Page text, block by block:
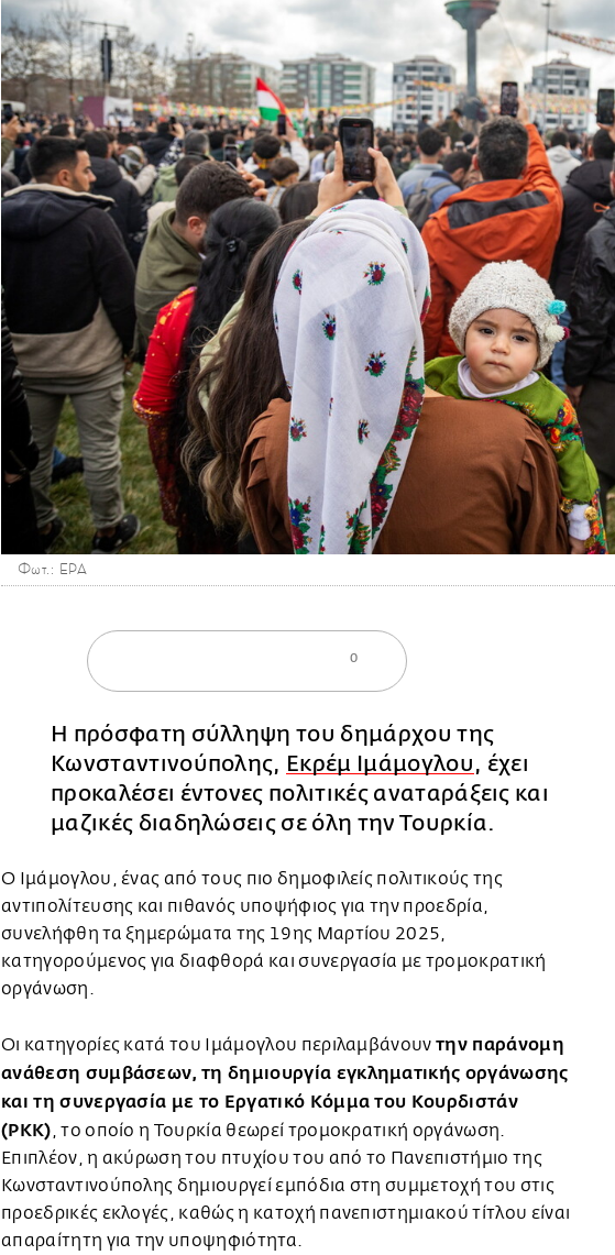
Φωτ.: EPA
0
Η πρόσφατη σύλληψη του δημάρχου της
Κωνσταντινούπολης, Εκρέμ Ιμάμογλου, έχει
προκαλέσει έντονες πολιτικές αναταράξεις και
μαζικές διαδηλώσεις σε όλη την Τουρκία.
Ο Ιμάμογλου, ένας από τους πιο δημοφιλείς πολιτικούς της
αντιπολίτευσης και πιθανός υποψήφιος για την προεδρία,
συνελήφθη τα ξημερώματα της 19ης Μαρτίου 2025,
κατηγορούμενος για διαφθορά και συνεργασία με τρομοκρατική
οργάνωση.
Οι κατηγορίες κατά του Ιμάμογλου περιλαμβάνουντην παράνομη
ανάθεση συμβάσεων, τη δημιουργία εγκληματικής οργάνωσης
και τη συνεργασία με το Εργατικό Κόμμα του Κουρδιστάν
(PKK), το οποίο η Τουρκία θεωρεί τρομοκρατική οργάνωση.
Επιπλέον, η ακύρωση του πτυχίου του από το Πανεπιστήμιο της
Κωνσταντινούπολης δημιουργεί εμπόδια στη συμμετοχή του στις
προεδρικές εκλογές, καθώς η κατοχή πανεπιστημιακού τίτλου είναι
απαραίτητη για την υποψηφιότητα.